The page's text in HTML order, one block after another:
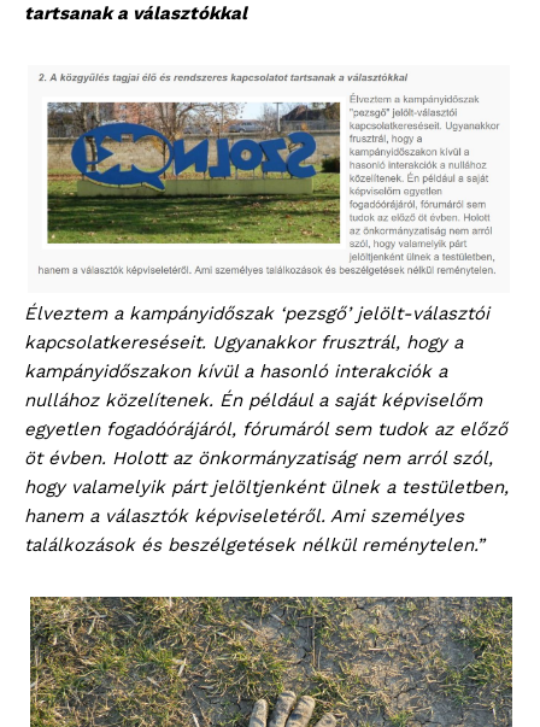
tartsanak a választókkal
Élveztem a kampányidőszak ‘pezsgő’ jelölt-választói
kapcsolatkereséseit. Ugyanakkor frusztrál, hogy a
kampányidőszakon kívül a hasonló interakciók a
nullához közelítenek. Én például a saját képviselőm
egyetlen fogadóórájáról, fórumáról sem tudok az előző
öt évben. Holott az önkormányzatiság nem arról szól,
hogy valamelyik párt jelöltjenként ülnek a testületben,
hanem a választók képviseletéről. Ami személyes
találkozások és beszélgetések nélkül reménytelen.”